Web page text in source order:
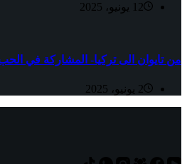
12 يونيو، 2025
من تايوان الى تركيا- المشاركة في
2 يونيو، 2025